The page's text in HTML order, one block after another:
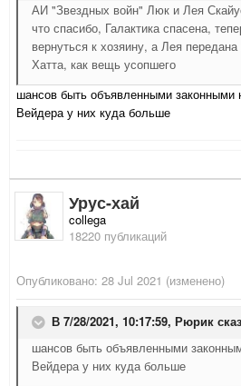
АИ "Звездных войн" Люк и Лея
что спасибо, Галактика спасена,
вернуться к хозяину, а Лея
Хатта, как вещь усопшего
шансов быть объявленными законными
Вейдера у них куда больше
Урус-хай
collega
18220 публикаций
Опубликовано: 28 Jul 2021 (изменено)
В 7/28/2021, 10:17:59, Рюрик
шансов быть объявленными
Вейдера у них куда больше